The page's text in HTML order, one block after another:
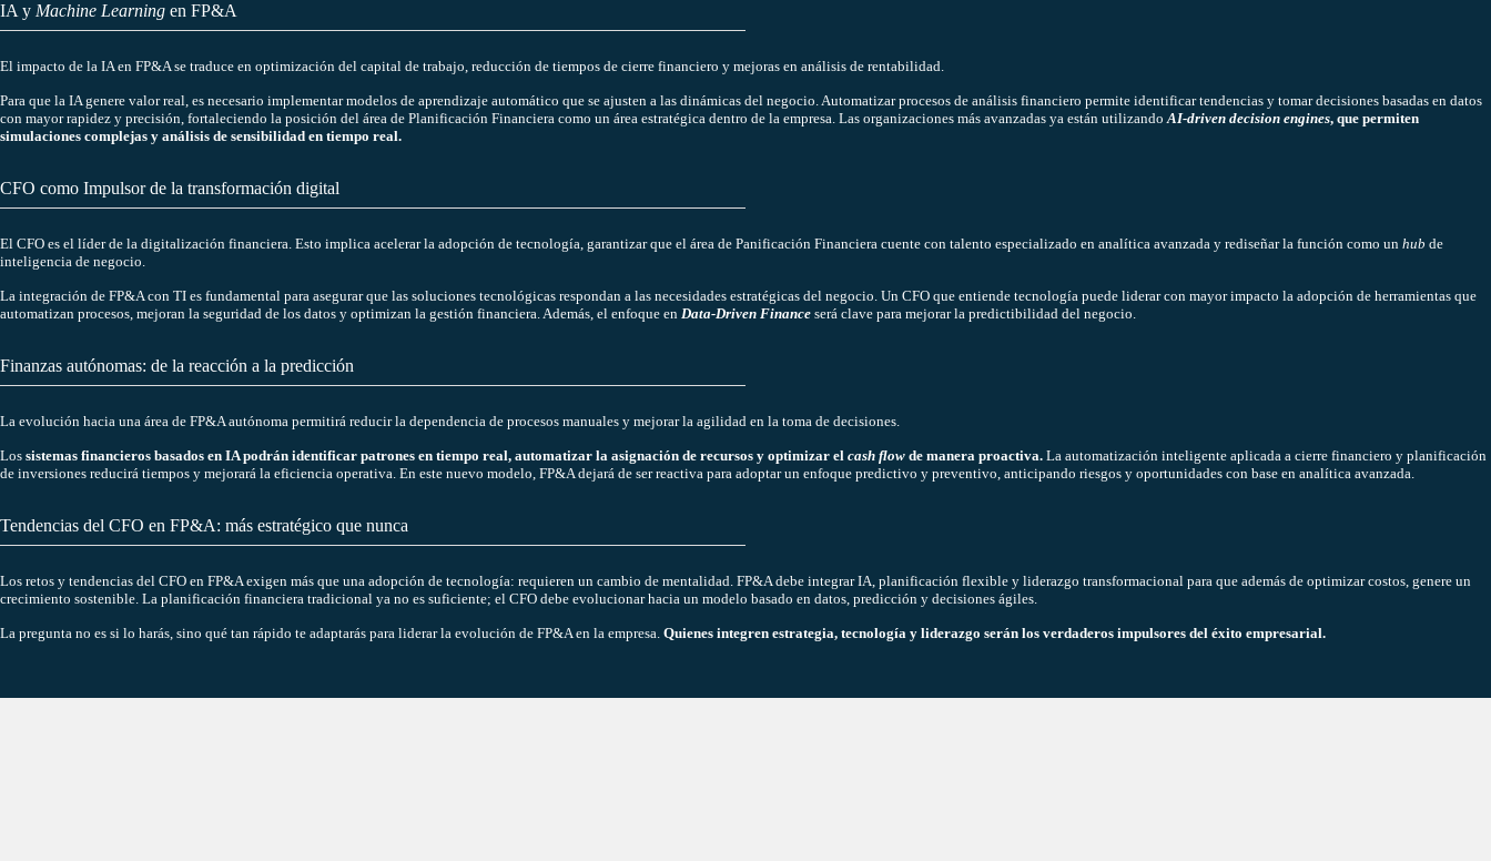
IA y Machine Learning en FP&A
El impacto de la IA en FP&A se traduce en optimización del capital de trabajo, reducción de tiempos de cierre financiero y mejoras en análisis de rentabilidad.
Para que la IA genere valor real, es necesario implementar modelos de aprendizaje automático que se ajusten a las dinámicas del negocio. Automatizar procesos de análisis financiero permite identificar tendencias y tomar decisiones basadas en datos
con mayor rapidez y precisión, fortaleciendo la posición del área de Planificación Financiera como un área estratégica dentro de la empresa. Las organizaciones más avanzadas ya están utilizandoAI-driven decision engines, que permiten
simulaciones complejas y análisis de sensibilidad en tiempo real.
CFO como Impulsor de la transformación digital
El CFO es el líder de la digitalización financiera. Esto implica acelerar la adopción de tecnología, garantizar que el área de Panificación Financiera cuente con talento especializado en analítica avanzada y rediseñar la función como un hub de
inteligencia de negocio.
La integración de FP&A con TI es fundamental para asegurar que las soluciones tecnológicas respondan a las necesidades estratégicas del negocio. Un CFO que entiende tecnología puede liderar con mayor impacto la adopción de herramientas que
automatizan procesos, mejoran la seguridad de los datos y optimizan la gestión financiera. Además, el enfoque en Data-Driven Finance será clave para mejorar la predictibilidad del negocio.
Finanzas autónomas: de la reacción a la predicción
La evolución hacia una área de FP&A autónoma permitirá reducir la dependencia de procesos manuales y mejorar la agilidad en la toma de decisiones.
Los sistemas financieros basados en IA podrán identificar patrones en tiempo real, automatizar la asignación de recursos y optimizar el cash flow de manera proactiva. La automatización inteligente aplicada a cierre financiero y planificación
de inversiones reducirá tiempos y mejorará la eficiencia operativa. En este nuevo modelo, FP&A dejará de ser reactiva para adoptar un enfoque predictivo y preventivo, anticipando riesgos y oportunidades con base en analítica avanzada.
Tendencias del CFO en FP&A: más estratégico que nunca
Los retos y tendencias del CFO en FP&A exigen más que una adopción de tecnología: requieren un cambio de mentalidad. FP&A debe integrar IA, planificación flexible y liderazgo transformacional para que además de optimizar costos, genere un
crecimiento sostenible. La planificación financiera tradicional ya no es suficiente; el CFO debe evolucionar hacia un modelo basado en datos, predicción y decisiones ágiles.
La pregunta no es si lo harás, sino qué tan rápido te adaptarás para liderar la evolución de FP&A en la empresa. Quienes integren estrategia, tecnología y liderazgo serán los verdaderos impulsores del éxito empresarial.